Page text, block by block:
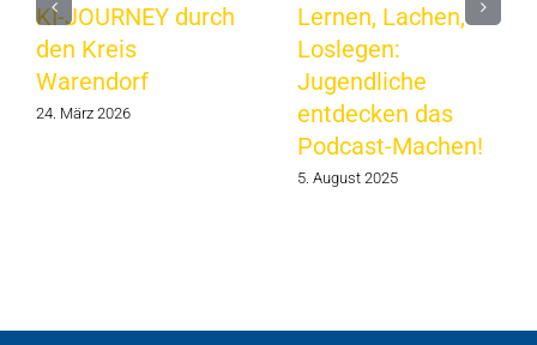
KI-JOURNEY durch
den Kreis
Warendorf
24. März 2026
Lernen, Lachen,
Loslegen:
Jugendliche
entdecken das
Podcast-Machen!
5. August 2025